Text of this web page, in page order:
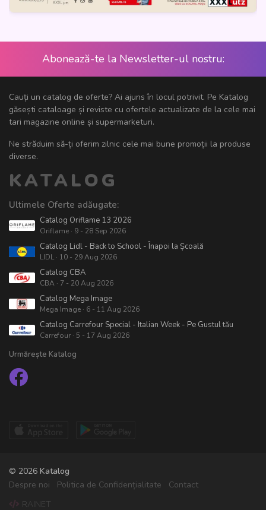
Abonează-te la Newsletter-ul nostru:
Cauți un catalog de oferte? Ai ajuns în locul potrivit. Pe Katalog
găsești cataloage și reviste cu ofertele actualizate de la cele mai
tari magazine online și supermarketuri.
Ne străduim să-ți oferim zilnic cele mai bune promoții la produse
diverse.
KATALOG
Ultimele Oferte adăugate:
Catalog Oriflame 13 2026
Oriflame · 9 - 28 Sep 2026
Catalog Lidl - Back to School - Înapoi la Școală
LIDL · 10 - 29 Aug 2026
Catalog CBA
CBA · 7 - 20 Aug 2026
Catalog Mega Image
Mega Image · 6 - 11 Aug 2026
Catalog Carrefour Special - Italian Week - Pe Gustul tău
Carrefour · 5 - 17 Aug 2026
Urmărește Katalog
© 2026 Katalog
Despre noi
Politica de Confidențialitate
Contact
RAINET